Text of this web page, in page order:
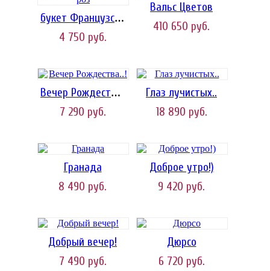
букет Французских роз
4 750 руб.
Вальс Цветов
410 650 руб.
Вечер Рождества..!
7 290 руб.
Глаз лучистых..
18 890 руб.
Гранада
8 490 руб.
Доброе утро!)
9 420 руб.
Добрый вечер!
7 490 руб.
Дюрсо
6 720 руб.